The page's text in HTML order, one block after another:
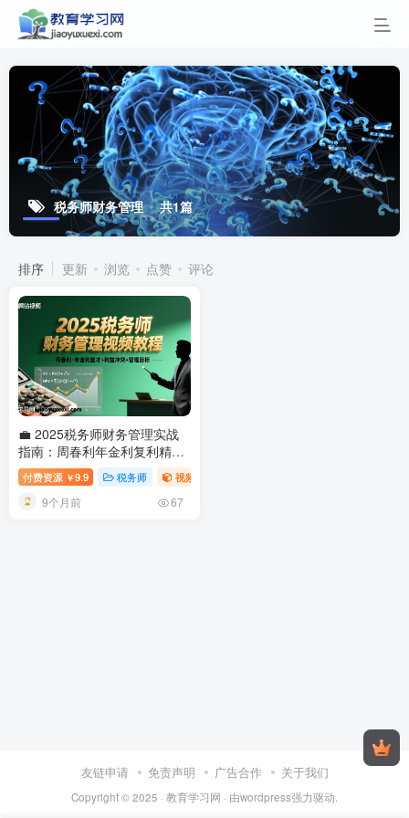
税务师财务管理 共1篇
排序 更新 浏览 点赞 评论
💼 2025税务师财务管理实战
指南：周春利年金利复利精算
全攻略2025税务师财会方向周
春利视频
付费资源 ￥9.9 税务师 视频内容
9个月前 67
友链申请 免责声明 广告合作 关于我们
Copyright © 2025 · 教育学习网 · 由wordpress强力驱动.